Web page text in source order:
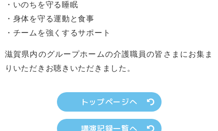
・いのちを守る睡眠
・身体を守る運動と食事
・チームを強くするサポート
滋賀県内のグループホームの介護職員の皆さまにお集ま
りいただきお聴きいただきました。
トップページへ
講演記録一覧へ